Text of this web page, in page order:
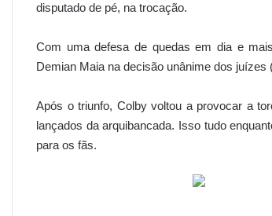
disputado de pé, na trocação.
Com uma defesa de quedas em dia e
Demian Maia na decisão unânime dos juízes
Após o triunfo, Colby voltou a provocar a
lançados da arquibancada. Isso tudo
para os fãs.